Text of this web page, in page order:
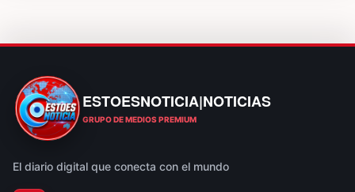
ESTOESNOTICIA|NOTICIAS
ESTOESNOTICIA|NOTICIAS
GRUPO DE MEDIOS PREMIUM
El diario digital que conecta con el mundo